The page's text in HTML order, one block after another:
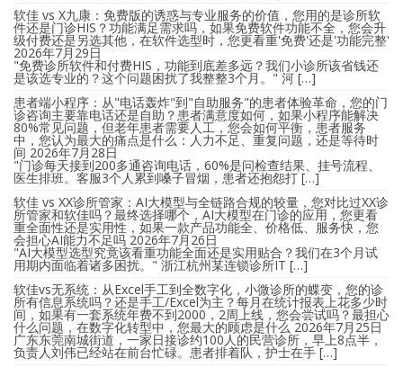
软佳 vs X九康：免费版的诱惑与专业服务的价值，您用的是诊所软
件还是门诊HIS？功能满足需求吗，如果免费软件功能不全，您会升
级付费还是另选其他，在软件选型时，您更看重'免费'还是'功能完整'
2026年7月29日
"免费诊所软件和付费HIS，功能到底差多远？我们小诊所该省钱还
是该选专业的？这个问题困扰了我整整3个月。" 河 […]
患者端小程序：从"电话轰炸"到"自助服务"的患者体验革命，您的门
诊咨询主要靠电话还是自助？患者满意度如何，如果小程序能解决
80%常见问题，但老年患者需要人工，您会如何平衡，患者服务
中，您认为最大的痛点是什么：人力不足、重复问题，还是等待时
间 2026年7月28日
"门诊每天接到200多通咨询电话，60%是问检查结果、挂号流程、
医生排班。客服3个人累到嗓子冒烟，患者还抱怨打 […]
软佳 vs XX诊所管家：AI大模型与全链路合规的较量，您对比过XX诊
所管家和软佳吗？最终选择哪个，AI大模型在门诊的应用，您更看
重全面性还是实用性，如果一款产品功能全、价格低、服务快，您
会担心AI能力不足吗 2026年7月26日
"AI大模型选型究竟该看重功能全面还是实用贴合？我们在3个月试
用期内面临着诸多困扰。" 浙江杭州某连锁诊所IT […]
软佳vs无系统：从Excel手工到全数字化，小微诊所的蝶变，您的诊
所有信息系统吗？还是手工/Excel为主？每月在统计报表上花多少时
间，如果有一套系统年费不到2000，2周上线，您会尝试吗？最担心
什么问题，在数字化转型中，您最大的顾虑是什么 2026年7月25日
广东东莞南城街道，一家日接诊约100人的民营诊所，早上8点半，
负责人刘伟已经站在前台忙碌。患者排着队，护士在手 […]